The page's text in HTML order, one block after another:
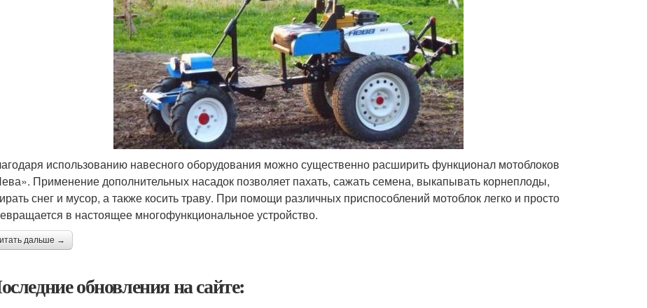
использованию навесного оборудования можно существенно расширить функционал мотоблоков
Применение дополнительных насадок позволяет пахать, сажать семена, выкапывать корнеплоды,
снег и мусор, а также косить траву. При помощи различных приспособлений мотоблок легко и просто
в настоящее многофункциональное устройство.
дальше →
обновления на сайте: